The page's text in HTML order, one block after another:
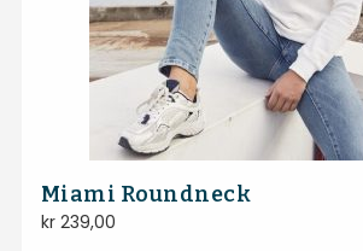
Miami Roundneck
kr239,00